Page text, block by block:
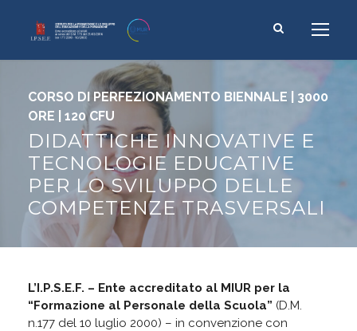
CORSO DI PERFEZIONAMENTO BIENNALE | 3000
ORE | 120 CFU
DIDATTICHE INNOVATIVE E
TECNOLOGIE EDUCATIVE
PER LO SVILUPPO DELLE
COMPETENZE TRASVERSALI
L’I.P.S.E.F. – Ente accreditato al MIUR per la
“Formazione al Personale della Scuola” (D.M.
n.177 del 10 luglio 2000) – in convenzione con